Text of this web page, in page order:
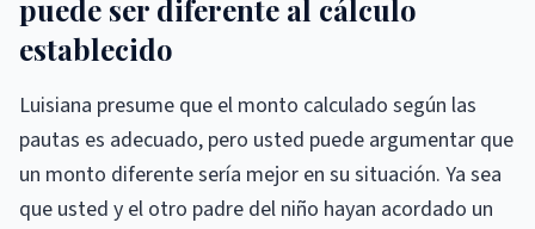
puede ser diferente al cálculo
establecido
Luisiana presume que el monto calculado según las
pautas es adecuado, pero usted puede argumentar que
un monto diferente sería mejor en su situación. Ya sea
que usted y el otro padre del niño hayan acordado un